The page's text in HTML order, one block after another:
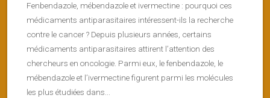
Fenbendazole, mébendazole et ivermectine : pourquoi ces
médicaments antiparasitaires intéressent-ils la recherche
contre le cancer ? Depuis plusieurs années, certains
médicaments antiparasitaires attirent l’attention des
chercheurs en oncologie. Parmi eux, le fenbendazole, le
mébendazole et l’ivermectine figurent parmi les molécules
les plus étudiées dans...